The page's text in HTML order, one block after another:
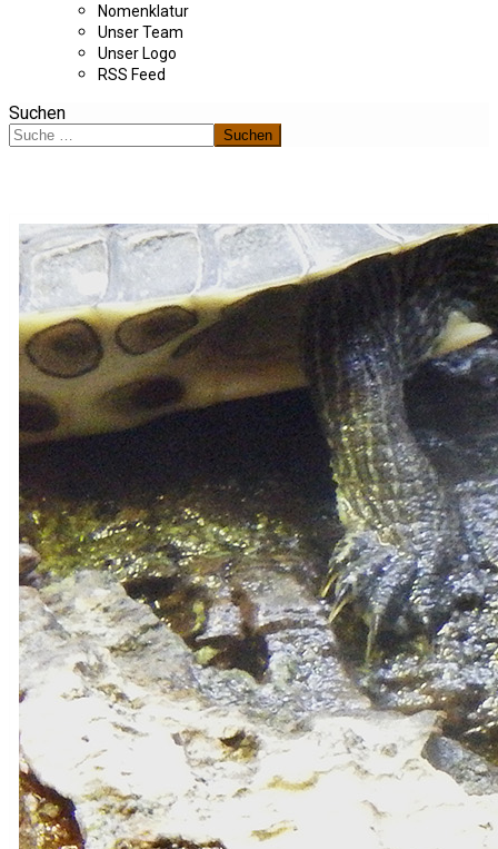
Nomenklatur
Unser Team
Unser Logo
RSS Feed
Suchen
Suchen